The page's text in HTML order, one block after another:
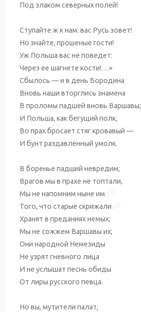
Под злаком северных полей!
Ступайте ж к нам: вас Русь зовет!
Но знайте, прошеные гости!
Уж Польша вас не поведет:
Через ее шагнете кости!…»
Сбылось — и в день Бородина
Вновь наши вторглись знамена
В проломы падшей вновь Варшавы;
И Польша, как бегущий полк,
Во прах бросает стяг кровавый —
И бунт раздавленный умолк.
В боренье падший невредим;
Врагов мы в прахе не топтали,
Мы не напомним ныне им
Того, что старые скрижали
Хранят в преданиях немых;
Мы не сожжем Варшавы их;
Они народной Немезиды
Не узрят гневного лица
И не услышат песнь обиды
От лиры русского певца.
Но вы, мутители палат,